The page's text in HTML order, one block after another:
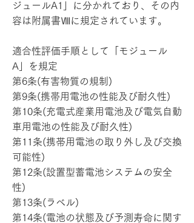
ジュールA1」に分かれており、その内
容は附属書Ⅷに規定されています。
適合性評価手順として「モジュール
A」を規定
第6条(有害物質の規制)
第9条(携帯用電池の性能及び耐久性)
第10条(充電式産業用電池及び電気自動
車用電池の性能及び耐久性)
第11条(携帯用電池の取り外し及び交換
可能性)
第12条(設置型蓄電池システムの安全
性)
第13条(ラベル)
第14条(電池の状態及び予測寿命に関す